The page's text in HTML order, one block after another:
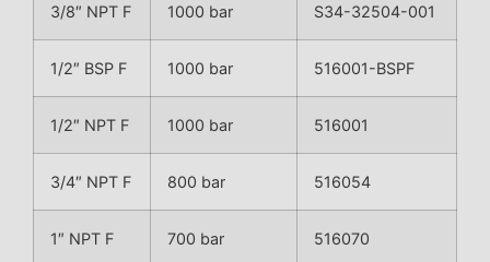
3/8″ NPT F 1000 bar S34-32504-001
1/2″ BSP F 1000 bar 516001-BSPF
1/2″ NPT F 1000 bar 516001
3/4″ NPT F 800 bar 516054
1″ NPT F 700 bar 516070